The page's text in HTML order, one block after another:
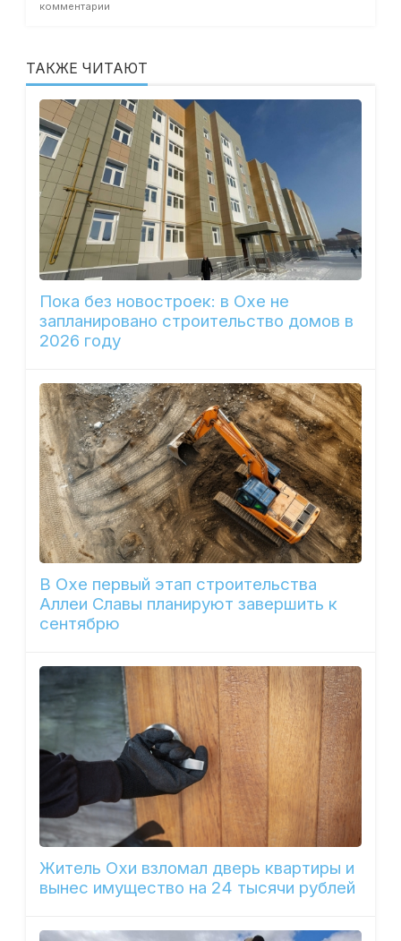
комментарии
ТАКЖЕ ЧИТАЮТ
Пока без новостроек: в Охе не
запланировано строительство домов в
2026 году
В Охе первый этап строительства
Аллеи Славы планируют завершить к
сентябрю
Житель Охи взломал дверь квартиры и
вынес имущество на 24 тысячи рублей